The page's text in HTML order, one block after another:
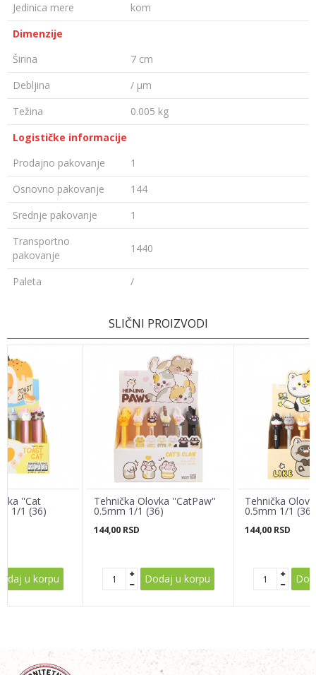
Jedinica mere
kom
Dimenzije
Širina
7 cm
Debljina
/ µm
Težina
0.005 kg
Logističke informacije
Prodajno pakovanje
1
Osnovno pakovanje
144
Srednje pakovanje
1
Transportno
pakovanje
1440
Paleta /
Email adresa
Poruka
POŠALJI
SLIČNI PROIZVODI
''Cat
1/1 (36)
u korpu
Tehnička Olovka ''CatPaw''
0.5mm 1/1 (36)
144,00 RSD
Dodaj u korpu
Tehnička
0.5mm 1/1 (36)
144,00 RSD